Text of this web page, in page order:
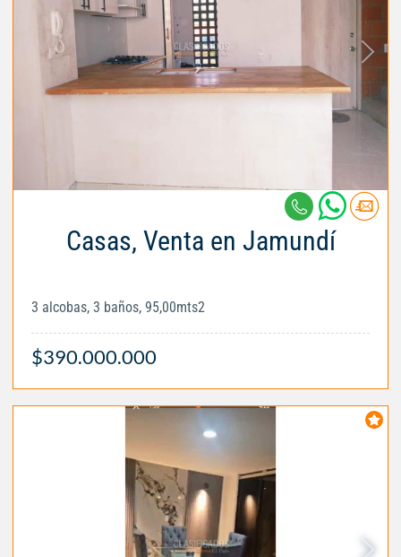
Casas, Venta en Jamundí
3 alcobas, 3 baños, 95,00mts2
$390.000.000